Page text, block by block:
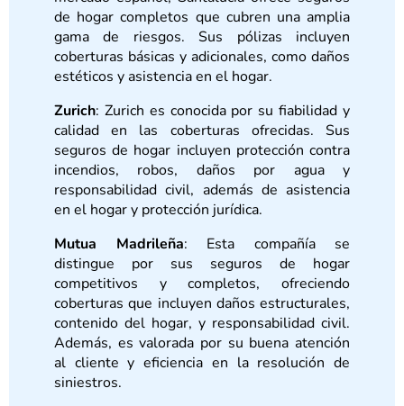
de hogar completos que cubren una amplia
gama de riesgos. Sus pólizas incluyen
coberturas básicas y adicionales, como daños
estéticos y asistencia en el hogar.
Zurich: Zurich es conocida por su fiabilidad y
calidad en las coberturas ofrecidas. Sus
seguros de hogar incluyen protección contra
incendios, robos, daños por agua y
responsabilidad civil, además de asistencia
en el hogar y protección jurídica.
Mutua Madrileña: Esta compañía se
distingue por sus seguros de hogar
competitivos y completos, ofreciendo
coberturas que incluyen daños estructurales,
contenido del hogar, y responsabilidad civil.
Además, es valorada por su buena atención
al cliente y eficiencia en la resolución de
siniestros.